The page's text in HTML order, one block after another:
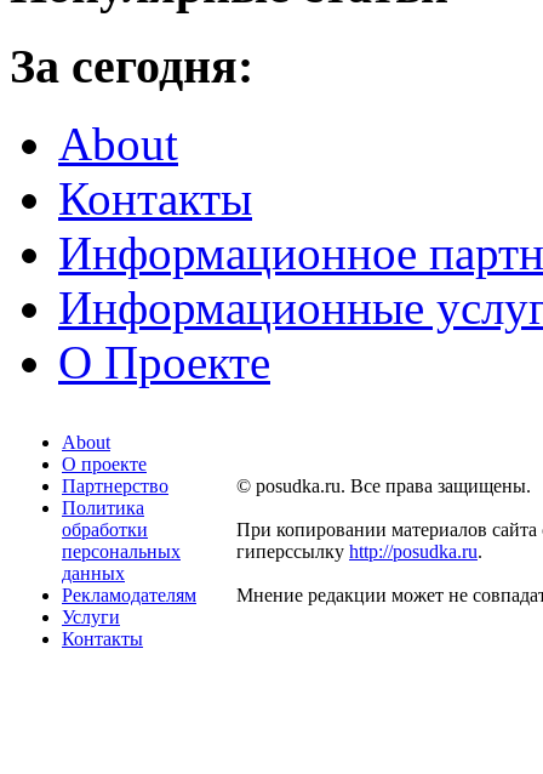
За сегодня:
About
Контакты
Информационное
Информационные
О Проекте
About
О проекте
Партнерство
Политика
обработки
персональных
данных
Рекламодателям
Услуги
Контакты
© posudka.ru. Все права защищены.
При копировании материалов сайта
гиперссылку http://posudka.ru.
Мнение редакции может не